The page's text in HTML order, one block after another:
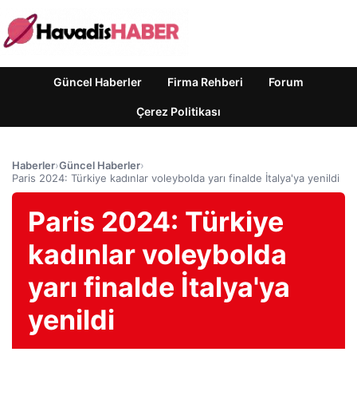
Güncel Haberler Firma Rehberi Forum
Çerez Politikası
Haberler›Güncel Haberler›
Paris 2024: Türkiye kadınlar voleybolda yarı finalde İtalya'ya yenildi
Paris 2024: Türkiye
kadınlar voleybolda
yarı finalde İtalya'ya
yenildi